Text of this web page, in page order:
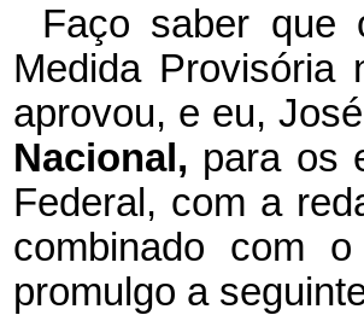
Faço saber que
Medida Provisória
aprovou, e eu,
Nacional, para os
Federal, com a
combinado com
promulgo a